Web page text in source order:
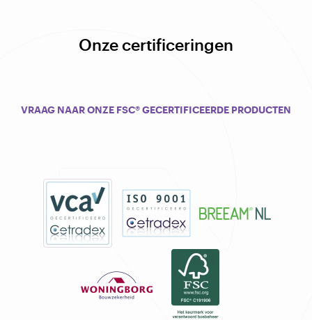
Onze certificeringen
VRAAG NAAR ONZE FSC® GECERTIFICEERDE PRODUCTEN